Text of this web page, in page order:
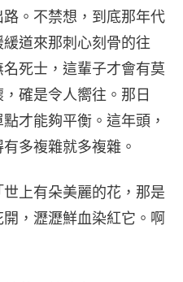
。不禁想，到底那年代
道來那刺心刻骨的往
死士，這輩子才會有莫
確是令人嚮往。那日
才能夠平衡。這年頭，
多複雜就多複雜。
上有朵美麗的花，那是
，瀝瀝鮮血染紅它。啊